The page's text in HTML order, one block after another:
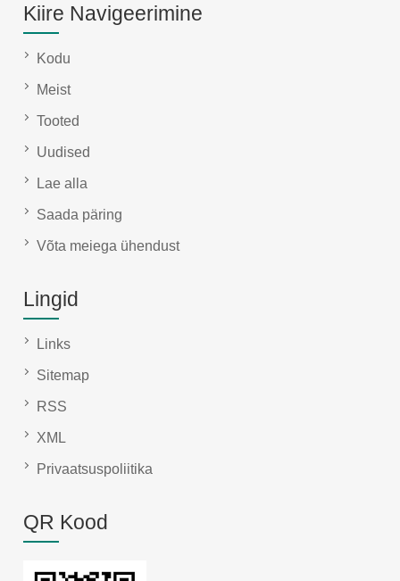
Kiire Navigeerimine
Kodu
Meist
Tooted
Uudised
Lae alla
Saada päring
Võta meiega ühendust
Lingid
Links
Sitemap
RSS
XML
Privaatsuspoliitika
QR Kood